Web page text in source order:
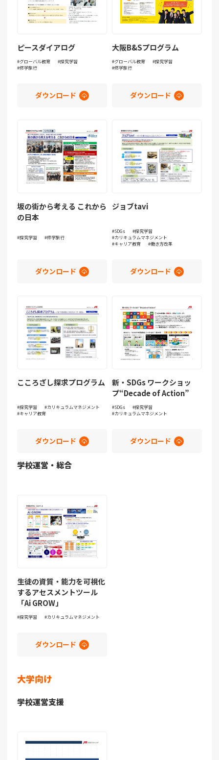
ピースダイアログ
グローバル教育
探究学習
修学旅行
ダウンロード
大阪B&Sプログラム
グローバル教育
探究学習
修学旅行
ダウンロード
坂の街から考える これから
の日本
探究学習 修学旅行
ダウンロード
ジョブtavi
SDGs
探究学習
カリキュラムマネジメント
キャリア教育
働き方改革
ダウンロード
こころざし探求プログラム
探究学習
カリキュラムマネジメント
キャリア教育
ダウンロード
新・SDGs ワークショッ
プ“Decade of Action”
SDGs
探究学習
カリキュラムマネジメント
ダウンロード
学校運営・総合
生徒の資質・能力を可視化
するアセスメントツール
「Ai GROW」
探究学習 カリキュラムマネジメント
ダウンロード
大学向け
学校運営支援